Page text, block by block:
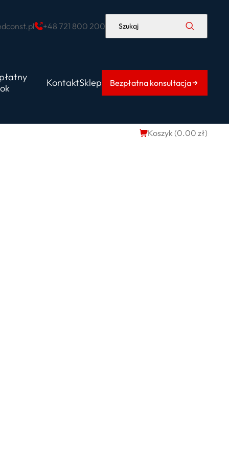
+48 721 800 200 Szukaj
KontaktSklep Bezpłatna konsultacja
Koszyk (0.00 zł)